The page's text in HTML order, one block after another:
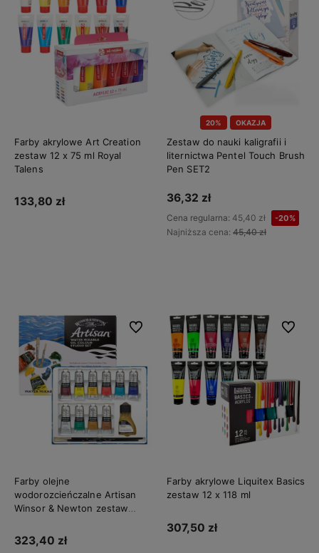
Farby akrylowe Art Creation
zestaw 12 x 75 ml Royal
Talens
133,80 zł
20% OKAZJA
Zestaw do nauki kaligrafii i
liternictwa Pentel Touch Brush
Pen SET2
36,32 zł
Cena regularna: 45,40 zł -20%
Najniższa cena: 45,40 zł
Farby olejne
wodorozcieńczalne Artisan
Winsor & Newton zestaw
323,40 zł
Do ulubionych
Farby akrylowe Liquitex Basics
zestaw 12 x 118 ml
307,50 zł
Do